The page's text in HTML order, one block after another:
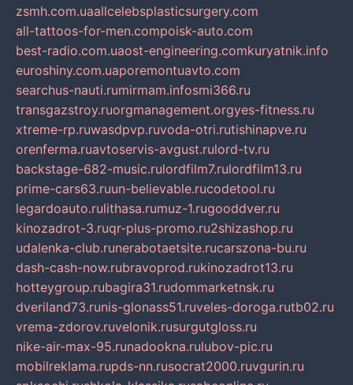
zsmh.com.uaallcelebsplasticsurgery.com
all-tattoos-for-men.compoisk-auto.com
best-radio.com.uaost-engineering.comkuryatnik.info
euroshiny.com.uaporemontuavto.com
searchus-nauti.rumirmam.infosmi366.ru
transgazstroy.ruorgmanagement.orgyes-fitness.ru
xtreme-rp.ruwasdpvp.ruvoda-otri.rutishinapve.ru
orenferma.ruavtoservis-avgust.rulord-tv.ru
backstage-682-music.rulordfilm7.rulordfilm13.ru
prime-cars63.ruun-believable.rucodetool.ru
legardoauto.rulithasa.rumuz-1.rugooddver.ru
kinozadrot-3.ruqr-plus-promo.ru2shizashop.ru
udalenka-club.runerabotaetsite.rucarszona-bu.ru
dash-cash-now.rubravoprod.rukinozadrot13.ru
hotteygroup.rubagira31.rudommarketnsk.ru
dveriland73.runis-glonass51.ruveles-doroga.rutb02.ru
vrema-zdorov.ruvelonik.rusurgutgloss.ru
nike-air-max-95.runadookna.rulubov-pic.ru
mobilreklama.rupds-nn.rusocrat2000.ruvgurin.ru